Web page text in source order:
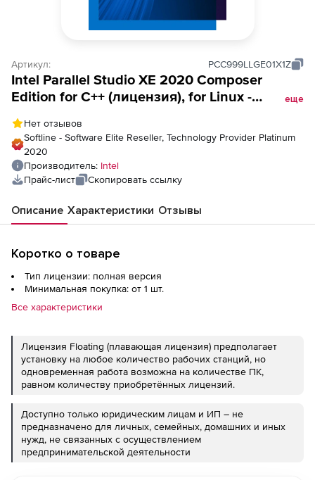
Артикул: PCC999LLGE01X1Z
Intel Parallel Studio XE 2020 Composer
Edition for C++ (лицензия), for Linux -
еще
Нет отзывов
Softline - Software Elite Reseller, Technology Provider Platinum
2020
Производитель: Intel
Прайс-лист
Скопировать ссылку
Описание Характеристики Отзывы
Коротко о товаре
Тип лицензии: полная версия
Минимальная покупка: от 1 шт.
Все характеристики
Лицензия Floating (плавающая лицензия) предполагает
установку на любое количество рабочих станций, но
одновременная работа возможна на количестве ПК,
равном количеству приобретённых лицензий.
Доступно только юридическим лицам и ИП – не
предназначено для личных, семейных, домашних и иных
нужд, не связанных с осуществлением
предпринимательской деятельности